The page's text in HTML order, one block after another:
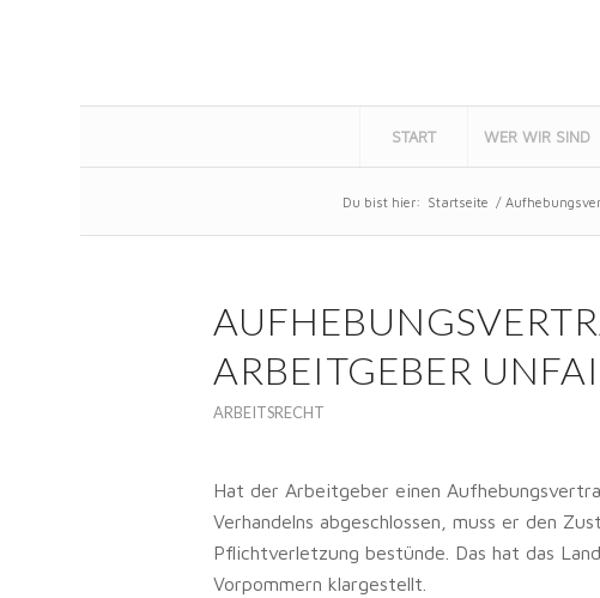
START WER WIR SIND
Du bist hier: Startseite /
ARBEITGEBER
ARBEITSRECHT
Hat der Arbeitgeber einen
Verhandelns abgeschlossen, muss er den
Pflichtverletzung bestünde. Das hat das
Vorpommern klargestellt.